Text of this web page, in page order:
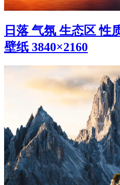
日落 气氛 生态区 性
壁纸 3840×2160